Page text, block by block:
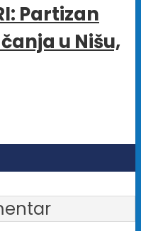
Partizan
u Nišu,